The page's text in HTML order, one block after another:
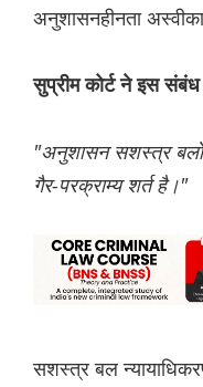
अनुशासनहीनता
सुप्रीम कोर्ट ने इस
"अनुशासन सशस्त्र बलों
गैर-परक्राम्य शर्त है।"
सशस्त्र बल